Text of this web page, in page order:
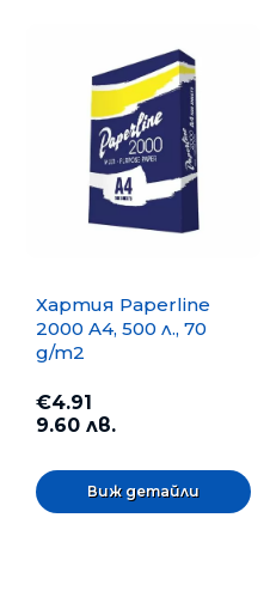
Хартия Paperline
2000 A4, 500 л., 70
g/m2
€4.91
9.60 лв.
Виж детайли